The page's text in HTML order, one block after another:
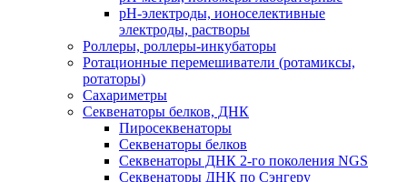
рН-электроды, ионоселективные
электроды, растворы
Роллеры, роллеры-инкубаторы
Ротационные перемешиватели (ротамиксы,
ротаторы)
Сахариметры
Секвенаторы белков, ДНК
Пиросеквенаторы
Секвенаторы белков
Секвенаторы ДНК 2-го поколения NGS
Секвенаторы ДНК по Сэнгеру